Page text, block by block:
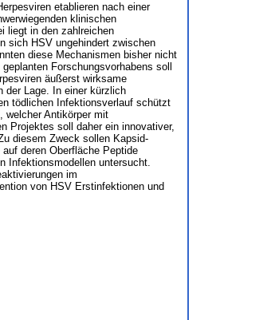
etablieren nach einer
klinischen
liegt in den zahlreichen
sich HSV ungehindert zwischen
diese Mechanismen bisher nicht
Forschungsvorhabens soll
äußerst wirksame
der Lage. In einer kürzlich
tödlichen Infektionsverlauf schützt
welcher Antikörper mit
Projektes soll daher ein innovativer,
diesem Zweck sollen Kapsid-
deren Oberfläche Peptide
Infektionsmodellen untersucht.
im
von HSV Erstinfektionen und